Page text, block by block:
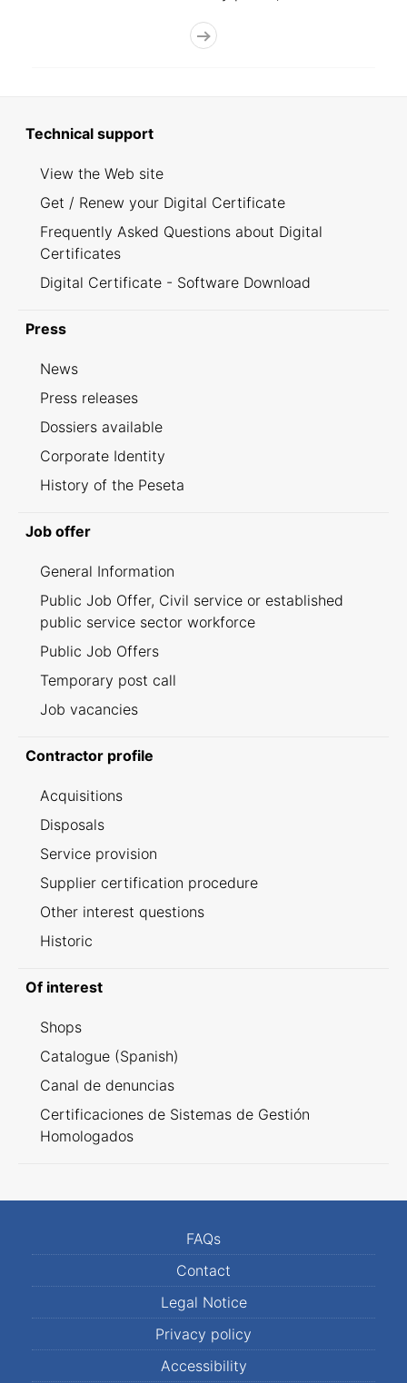
Technical support
View the Web site
Get / Renew your Digital Certificate
Frequently Asked Questions about Digital
Certificates
Digital Certificate - Software Download
Press
News
Press releases
Dossiers available
Corporate Identity
History of the Peseta
Job offer
General Information
Public Job Offer, Civil service or established
public service sector workforce
Public Job Offers
Temporary post call
Job vacancies
Contractor profile
Acquisitions
Disposals
Service provision
Supplier certification procedure
Other interest questions
Historic
Of interest
Shops
Catalogue (Spanish)
Canal de denuncias
Certificaciones de Sistemas de Gestión
Homologados
FAQs
Contact
Legal Notice
Privacy policy
Accessibility